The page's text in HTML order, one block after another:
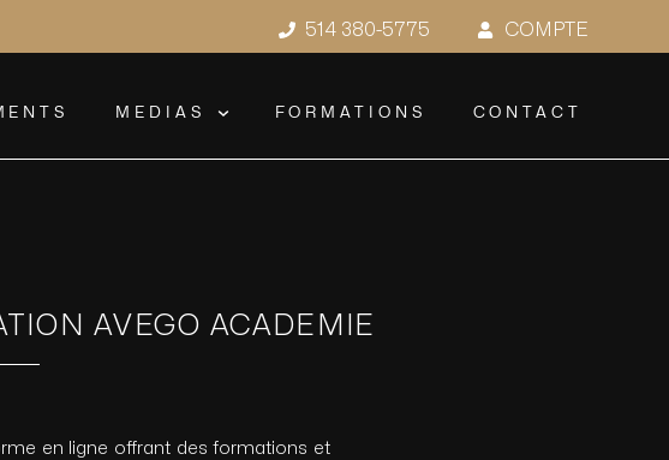
514 380-5775 COMPTE
MEDIAS FORMATIONS CONTACT
AVEGO ACADEMIE
en ligne offrant des formations et